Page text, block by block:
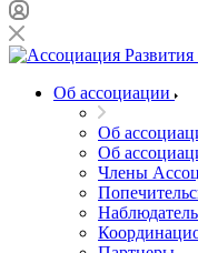
Об ассоциации
Об
Об
Члены